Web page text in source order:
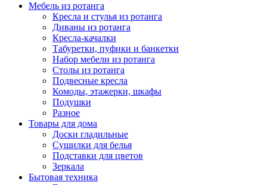
Мебель из ротанга
Кресла и стулья из ротанга
Диваны из ротанга
Кресла-качалки
Табуретки, пуфики и банкетки
Набор мебели из ротанга
Столы из ротанга
Подвесные кресла
Комоды, этажерки, шкафы
Подушки
Разное
Товары для дома
Доски гладильные
Сушилки для белья
Подставки для цветов
Зеркала
Бытовая техника